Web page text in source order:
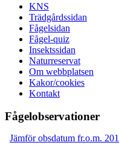
KNS
Trädgårdssidan
Fågelsidan
Fågel-quiz
Insektssidan
Naturreservat
Om webbplatsen
Kakor/cookies
Kontakt
Fågelobservationer
Jämför obsdatum fr.o.m.